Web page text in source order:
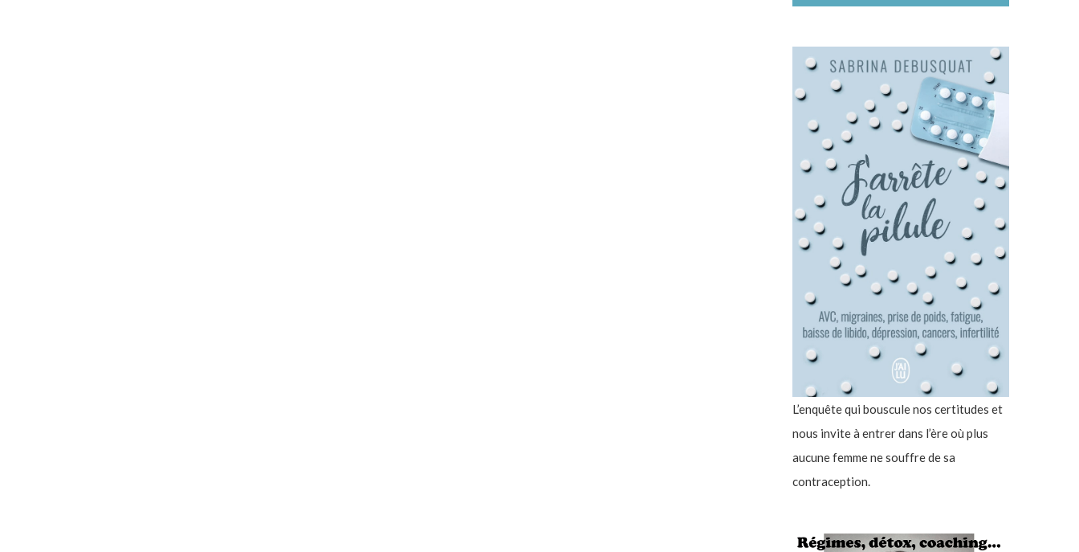
L’enquête qui bouscule nos certitudes et
nous invite à entrer dans l’ère où plus
aucune femme ne souffre de sa
contraception.